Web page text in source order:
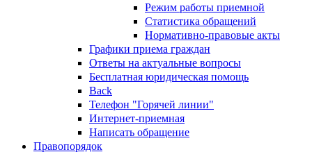
Режим работы приемной
Статистика обращений
Нормативно-правовые акты
Графики приема граждан
Ответы на актуальные вопросы
Бесплатная юридическая помощь
Back
Телефон "Горячей линии"
Интернет-приемная
Написать обращение
Правопорядок